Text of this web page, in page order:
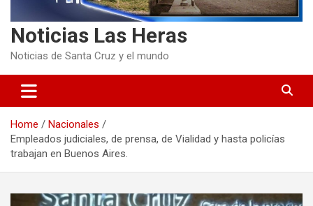
Noticias Las Heras
Noticias de Santa Cruz y el mundo
Home
Nacionales
Empleados judiciales, de prensa, de Vialidad y hasta policías
trabajan en Buenos Aires.